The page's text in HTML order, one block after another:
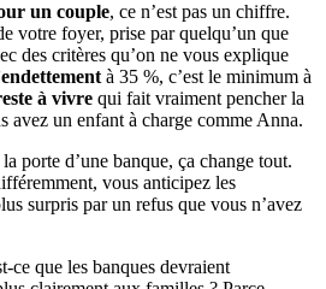
un couple, ce n’est pas un chiffre.
votre foyer, prise par quelqu’un que
des critères qu’on ne vous explique
à 35 %, c’est le minimum à
à vivre qui fait vraiment pencher la
avez un enfant à charge comme Anna.
porte d’une banque, ça change tout.
vous anticipez les
surpris par un refus que vous n’avez
ce que les banques devraient